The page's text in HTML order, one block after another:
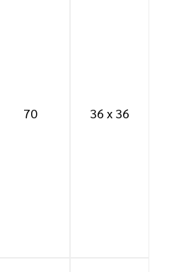
70 36 x 36